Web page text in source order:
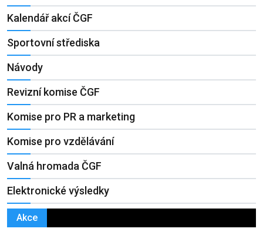
Kalendář akcí ČGF
Sportovní střediska
Návody
Revizní komise ČGF
Komise pro PR a marketing
Komise pro vzdělávání
Valná hromada ČGF
Elektronické výsledky
Akce